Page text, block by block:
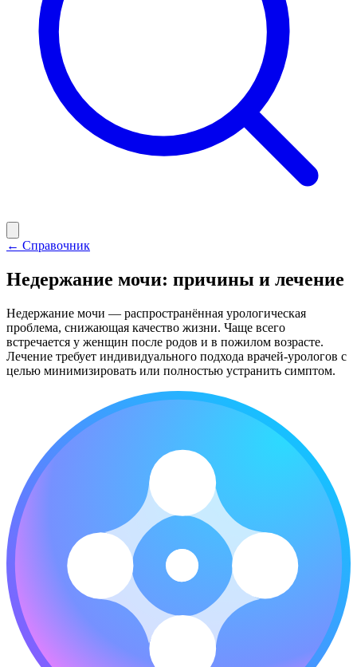
← Справочник
Недержание мочи: причины и лечение
Недержание мочи — распространённая урологическая
проблема, снижающая качество жизни. Чаще всего
встречается у женщин после родов и в пожилом возрасте.
Лечение требует индивидуального подхода врачей-урологов с
целью минимизировать или полностью устранить симптом.